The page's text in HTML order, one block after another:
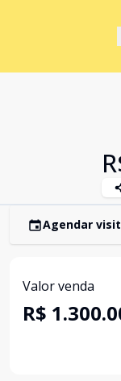
Agendar
Valor venda
R$